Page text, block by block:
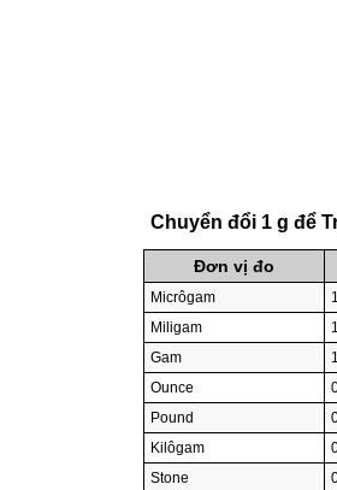
Chuyển đổi 1 g để
Đơn vị đo
Micrôgam
Miligam
Gam
Ounce
Pound
Kilôgam
Stone